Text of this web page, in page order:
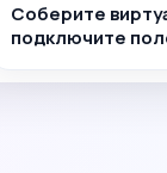
Соберите
подключите